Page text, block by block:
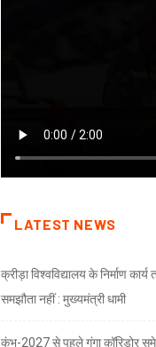
LATEST NEWS
क्रीड़ा विश्वविद्यालय के निर्माण
समझौता नहीं : मुख्यमंत्री धामी
कुंभ-2027 से पहले गंगा कॉरिडोर